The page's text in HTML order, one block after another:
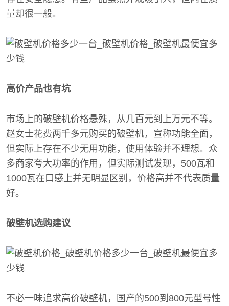
量却很一般。
高价产品也有坑
市场上的破壁机价格悬殊，从几百元到上万元不等。
赵女士花费两千多元购买的破壁机，宣称功能全面，
但实际上存在不少无用功能，使用体验并不理想。众
多商家夸大功率的作用，但实际测试发现，500瓦和
1000瓦在口感上并无明显区别，价格高并不代表质量
好。
破壁机选购建议
不必一味追求高价破壁机，国产的500到800元型号性